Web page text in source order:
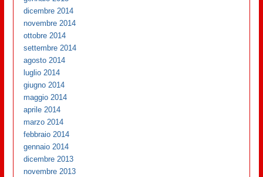
dicembre 2014
novembre 2014
ottobre 2014
settembre 2014
agosto 2014
luglio 2014
giugno 2014
maggio 2014
aprile 2014
marzo 2014
febbraio 2014
gennaio 2014
dicembre 2013
novembre 2013